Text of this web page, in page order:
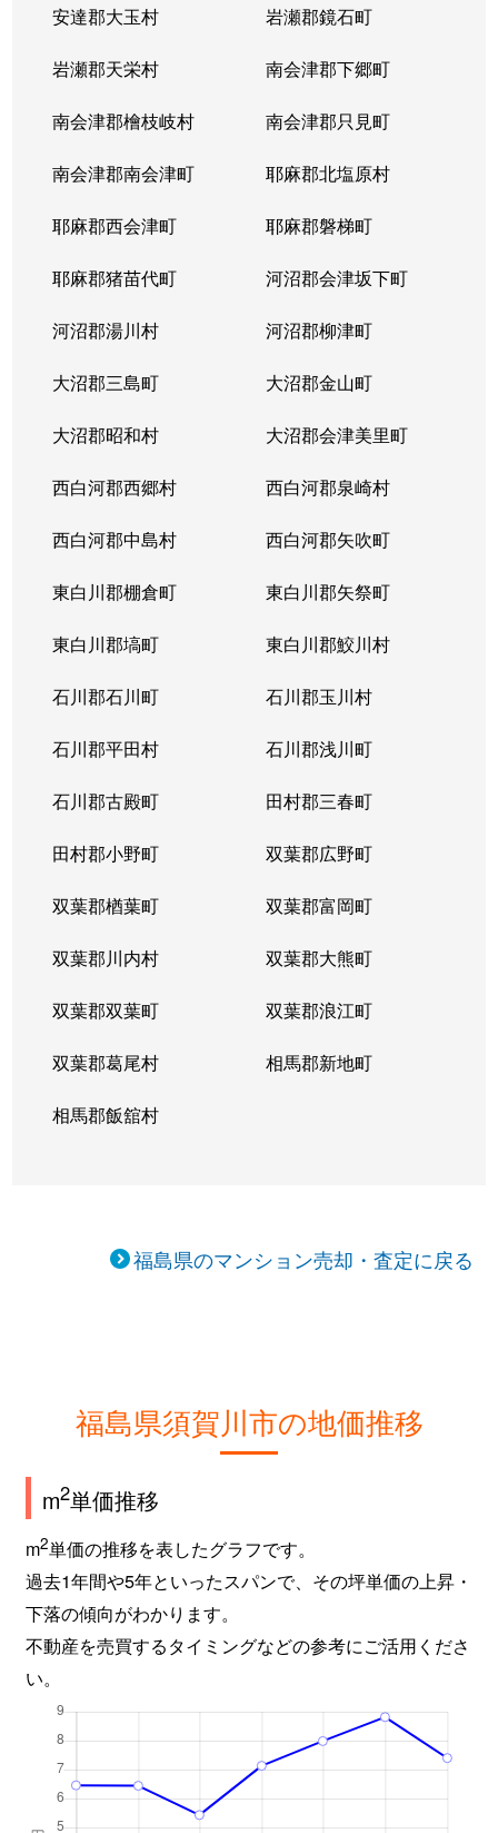
安達郡大玉村 岩瀬郡鏡石町
岩瀬郡天栄村 南会津郡下郷町
南会津郡檜枝岐村 南会津郡只見町
南会津郡南会津町 耶麻郡北塩原村
耶麻郡西会津町 耶麻郡磐梯町
耶麻郡猪苗代町 河沼郡会津坂下町
河沼郡湯川村 河沼郡柳津町
大沼郡三島町 大沼郡金山町
大沼郡昭和村 大沼郡会津美里町
西白河郡西郷村 西白河郡泉崎村
西白河郡中島村 西白河郡矢吹町
東白川郡棚倉町 東白川郡矢祭町
東白川郡塙町 東白川郡鮫川村
石川郡石川町 石川郡玉川村
石川郡平田村 石川郡浅川町
石川郡古殿町 田村郡三春町
田村郡小野町 双葉郡広野町
双葉郡楢葉町 双葉郡富岡町
双葉郡川内村 双葉郡大熊町
双葉郡双葉町 双葉郡浪江町
双葉郡葛尾村 相馬郡新地町
相馬郡飯舘村
福島県のマンション売却・査定に戻る
福島県須賀川市の地価推移
m2単価推移
m2単価の推移を表したグラフです。
過去1年間や5年といったスパンで、その坪単価の上昇・
下落の傾向がわかります。
不動産を売買するタイミングなどの参考にご活用くださ
い。